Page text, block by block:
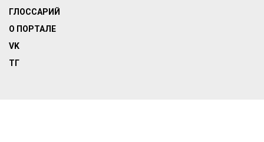
ГЛОССАРИЙ
О ПОРТАЛЕ
VK
ТГ